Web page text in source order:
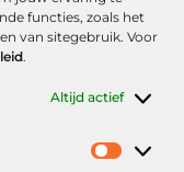
functies, zoals het
van sitegebruik. Voor
.
Altijd actief